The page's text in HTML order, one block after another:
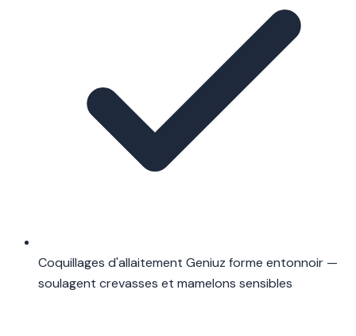
Coquillages d'allaitement Geniuz forme entonnoir —
soulagent crevasses et mamelons sensibles